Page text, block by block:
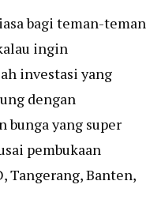
bagi teman-teman
ingin
investasi yang
dengan
bunga yang super
pembukaan
Tangerang, Banten,